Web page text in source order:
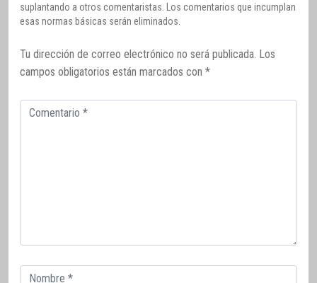
suplantando a otros comentaristas. Los comentarios que incumplan
esas normas básicas serán eliminados.
Tu dirección de correo electrónico no será publicada. Los
campos obligatorios están marcados con *
Comentario
Correo